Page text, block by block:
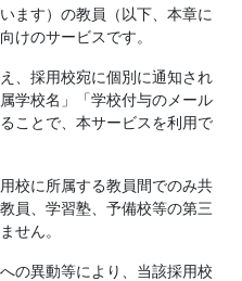
ます）の教員（以下、本章に
けのサービスです。
、採用校宛に個別に通知され
学校名」「学校付与のメール
ことで、本サービスを利用で
校に所属する教員間でのみ共
員、学習塾、予備校等の第三
せん。
の異動等により、当該採用校